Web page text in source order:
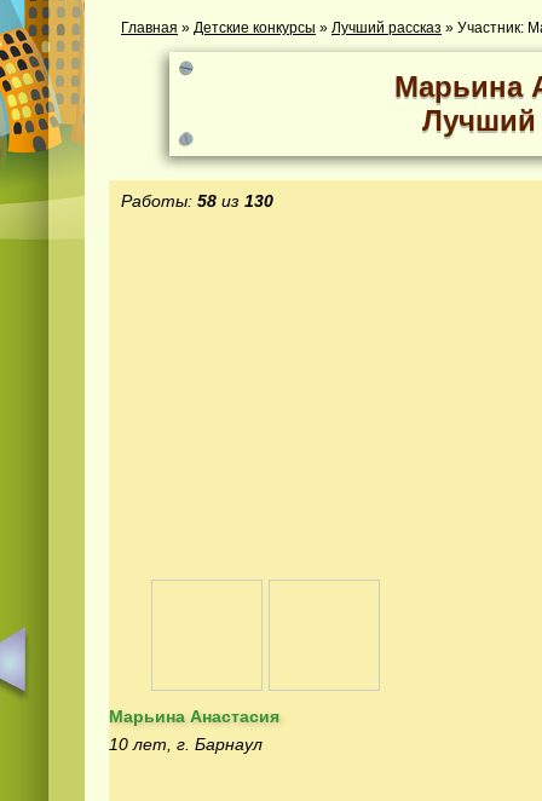
Главная » Детские конкурсы » Лучший рассказ » Участник:
Марьина
Лучший
Работы: 58 из 130
Марьина Анастасия
10 лет, г. Барнаул